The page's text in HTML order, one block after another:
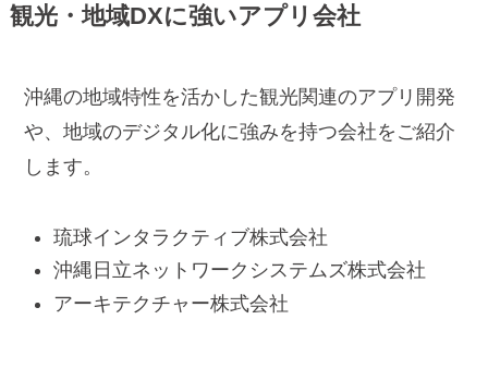
観光・地域DXに強いアプリ会社
沖縄の地域特性を活かした観光関連のアプリ開発
や、地域のデジタル化に強みを持つ会社をご紹介
します。
琉球インタラクティブ株式会社
沖縄日立ネットワークシステムズ株式会社
アーキテクチャー株式会社